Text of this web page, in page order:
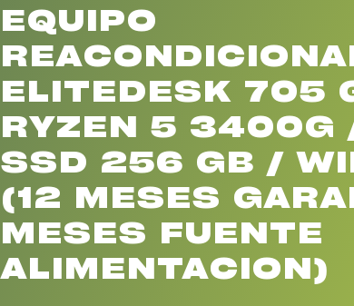
EQUIPO
ELITEDESK 705
RYZEN 5 3400G
SSD 256 GB /
(12 MESES
MESES FUENTE
ALIMENTACION)